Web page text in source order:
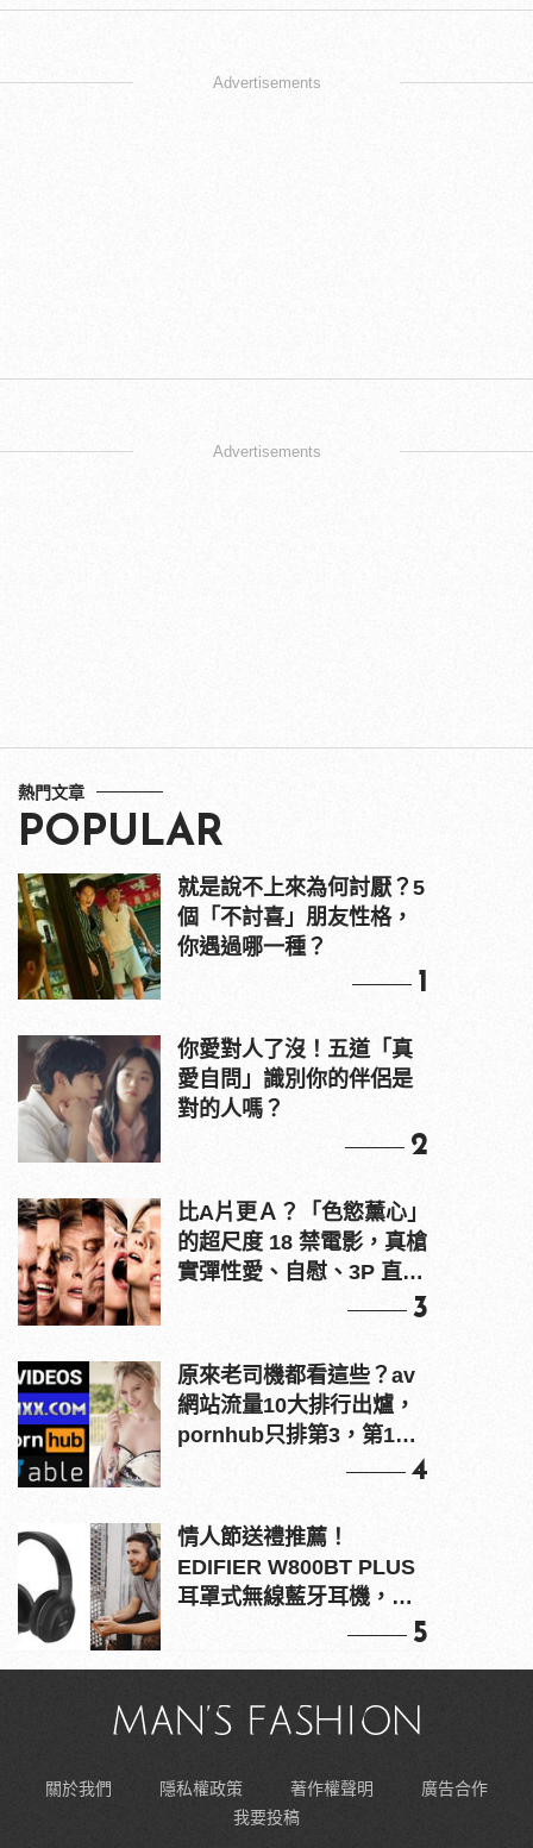
Advertisements
Advertisements
熱門文章
POPULAR
就是說不上來為何討厭？5
個「不討喜」朋友性格，
你遇過哪一種？
1
你愛對人了沒！五道「真
愛自問」識別你的伴侶是
對的人嗎？
2
比A片更Ａ？「色慾薰心」
的超尺度 18 禁電影，真槍
實彈性愛、自慰、3P 直接
3
原來老司機都看這些？av
網站流量10大排行出爐，
pornhub只排第3，第1名
4
情人節送禮推薦！
EDIFIER W800BT PLUS
耳罩式無線藍牙耳機，在
5
關於我們 隱私權政策 著作權聲明
廣告合作
我要投稿